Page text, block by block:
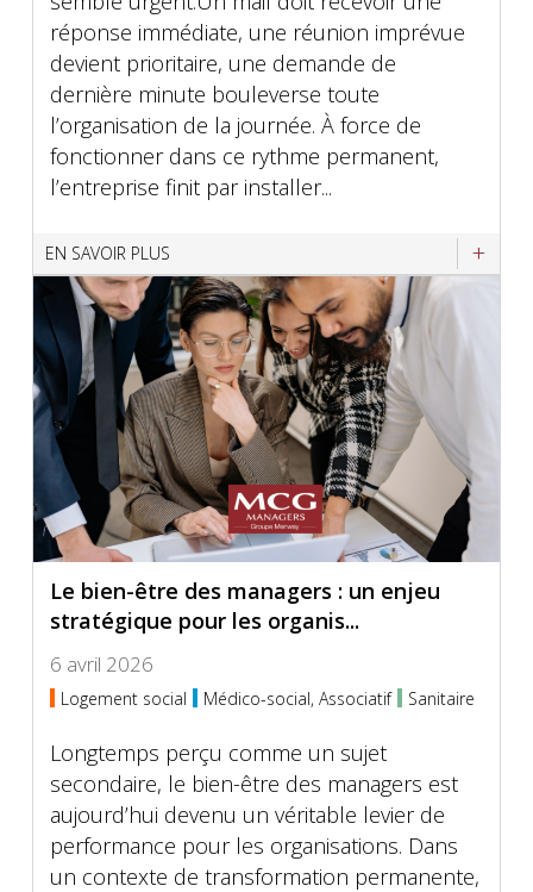
réponse immédiate, une réunion imprévue
devient prioritaire, une demande de
dernière minute bouleverse toute
l’organisation de la journée. À force de
fonctionner dans ce rythme permanent,
l’entreprise finit par installer...
EN SAVOIR PLUS
Le bien-être des managers : un enjeu
stratégique pour les organis...
6 avril 2026
Logement social Médico-social, Associatif Sanitaire
Longtemps perçu comme un sujet
secondaire, le bien-être des managers est
aujourd’hui devenu un véritable levier de
performance pour les organisations. Dans
un contexte de transformation permanente,